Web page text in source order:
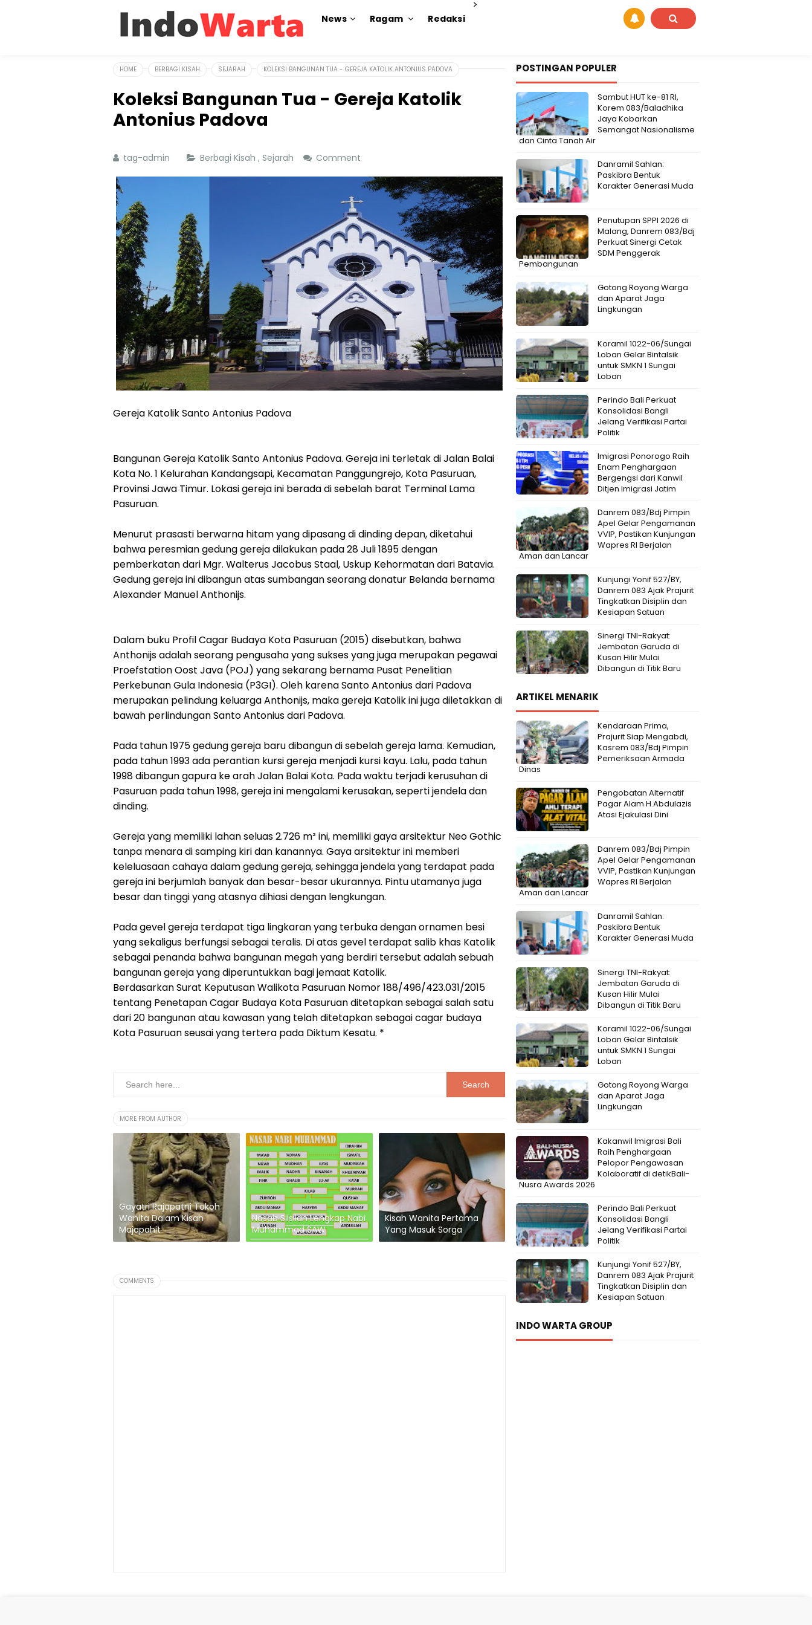
News
>
Ragam Redaksi
HOME BERBAGI KISAH SEJARAH KOLEKSI BANGUNAN TUA - GEREJA KATOLIK ANTONIUS PADOVA
Koleksi Bangunan Tua - Gereja Katolik
Antonius Padova
tag-admin Berbagi Kisah , Sejarah Comment
Gereja Katolik Santo Antonius Padova
Bangunan Gereja Katolik Santo Antonius Padova. Gereja ini terletak di Jalan Balai
Kota No. 1 Kelurahan Kandangsapi, Kecamatan Panggungrejo, Kota Pasuruan,
Provinsi Jawa Timur. Lokasi gereja ini berada di sebelah barat Terminal Lama
Pasuruan.
Menurut prasasti berwarna hitam yang dipasang di dinding depan, diketahui
bahwa peresmian gedung gereja dilakukan pada 28 Juli 1895 dengan
pemberkatan dari Mgr. Walterus Jacobus Staal, Uskup Kehormatan dari Batavia.
Gedung gereja ini dibangun atas sumbangan seorang donatur Belanda bernama
Alexander Manuel Anthonijs.
Dalam buku Profil Cagar Budaya Kota Pasuruan (2015) disebutkan, bahwa
Anthonijs adalah seorang pengusaha yang sukses yang juga merupakan pegawai
Proefstation Oost Java (POJ) yang sekarang bernama Pusat Penelitian
Perkebunan Gula Indonesia (P3GI). Oleh karena Santo Antonius dari Padova
merupakan pelindung keluarga Anthonijs, maka gereja Katolik ini juga diletakkan di
bawah perlindungan Santo Antonius dari Padova.
Pada tahun 1975 gedung gereja baru dibangun di sebelah gereja lama. Kemudian,
pada tahun 1993 ada perantian kursi gereja menjadi kursi kayu. Lalu, pada tahun
1998 dibangun gapura ke arah Jalan Balai Kota. Pada waktu terjadi kerusuhan di
Pasuruan pada tahun 1998, gereja ini mengalami kerusakan, seperti jendela dan
dinding.
Gereja yang memiliki lahan seluas 2.726 m² ini, memiliki gaya arsitektur Neo Gothic
tanpa menara di samping kiri dan kanannya. Gaya arsitektur ini memberi
keleluasaan cahaya dalam gedung gereja, sehingga jendela yang terdapat pada
gereja ini berjumlah banyak dan besar-besar ukurannya. Pintu utamanya juga
besar dan tinggi yang atasnya dihiasi dengan lengkungan.
Pada gevel gereja terdapat tiga lingkaran yang terbuka dengan ornamen besi
yang sekaligus berfungsi sebagai teralis. Di atas gevel terdapat salib khas Katolik
sebagai penanda bahwa bangunan megah yang berdiri tersebut adalah sebuah
bangunan gereja yang diperuntukkan bagi jemaat Katolik.
Berdasarkan Surat Keputusan Walikota Pasuruan Nomor 188/496/423.031/2015
tentang Penetapan Cagar Budaya Kota Pasuruan ditetapkan sebagai salah satu
dari 20 bangunan atau kawasan yang telah ditetapkan sebagai cagar budaya
Kota Pasuruan seusai yang tertera pada Diktum Kesatu. *
MORE FROM AUTHOR
Gayatri Rajapatni Tokoh
Wanita Dalam Kisah
Majapahit
Nasab Silsilah Lengkap Nabi
Muhammad SAW
Kisah Wanita Pertama
Yang Masuk Sorga
COMMENTS
POSTINGAN POPULER
Sambut HUT ke-81 RI,
Korem 083/Baladhika
Jaya Kobarkan
Semangat Nasionalisme
dan Cinta Tanah Air
Danramil Sahlan:
Paskibra Bentuk
Karakter Generasi Muda
Penutupan SPPI 2026 di
Malang, Danrem 083/Bdj
Perkuat Sinergi Cetak
SDM Penggerak
Pembangunan
Gotong Royong Warga
dan Aparat Jaga
Lingkungan
Koramil 1022-06/Sungai
Loban Gelar Bintalsik
untuk SMKN 1 Sungai
Loban
Perindo Bali Perkuat
Konsolidasi Bangli
Jelang Verifikasi Partai
Politik
Imigrasi Ponorogo Raih
Enam Penghargaan
Bergengsi dari Kanwil
Ditjen Imigrasi Jatim
Danrem 083/Bdj Pimpin
Apel Gelar Pengamanan
VVIP, Pastikan Kunjungan
Wapres RI Berjalan
Aman dan Lancar
Kunjungi Yonif 527/BY,
Danrem 083 Ajak Prajurit
Tingkatkan Disiplin dan
Kesiapan Satuan
Sinergi TNI-Rakyat:
Jembatan Garuda di
Kusan Hilir Mulai
Dibangun di Titik Baru
ARTIKEL MENARIK
Kendaraan Prima,
Prajurit Siap Mengabdi,
Kasrem 083/Bdj Pimpin
Pemeriksaan Armada
Dinas
Pengobatan Alternatif
Pagar Alam H.Abdulazis
Atasi Ejakulasi Dini
Danrem 083/Bdj Pimpin
Apel Gelar Pengamanan
VVIP, Pastikan Kunjungan
Wapres RI Berjalan
Aman dan Lancar
Danramil Sahlan:
Paskibra Bentuk
Karakter Generasi Muda
Sinergi TNI-Rakyat:
Jembatan Garuda di
Kusan Hilir Mulai
Dibangun di Titik Baru
Koramil 1022-06/Sungai
Loban Gelar Bintalsik
untuk SMKN 1 Sungai
Loban
Gotong Royong Warga
dan Aparat Jaga
Lingkungan
Kakanwil Imigrasi Bali
Raih Penghargaan
Pelopor Pengawasan
Kolaboratif di detikBali-
Nusra Awards 2026
Perindo Bali Perkuat
Konsolidasi Bangli
Jelang Verifikasi Partai
Politik
Kunjungi Yonif 527/BY,
Danrem 083 Ajak Prajurit
Tingkatkan Disiplin dan
Kesiapan Satuan
INDO WARTA GROUP